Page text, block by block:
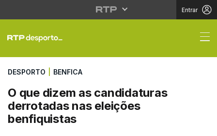
Entrar
O que dizem as
DESPORTO BENFICA
O que dizem as candidaturas
derrotadas nas eleições
benfiquistas